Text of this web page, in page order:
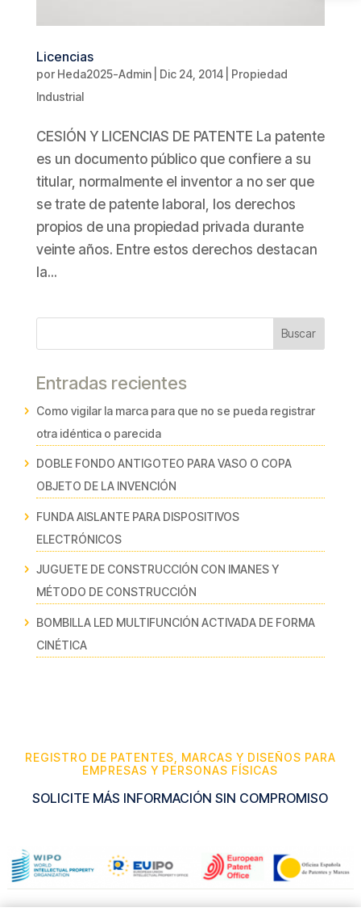
Licencias
por Heda2025-Admin| Dic 24, 2014| Propiedad
Industrial
CESIÓN Y LICENCIAS DE PATENTE La patente
es un documento público que confiere a su
titular, normalmente el inventor a no ser que
se trate de patente laboral, los derechos
propios de una propiedad privada durante
veinte años. Entre estos derechos destacan
la...
Buscar
Entradas recientes
Como vigilar la marca para que no se pueda registrar
otra idéntica o parecida
DOBLE FONDO ANTIGOTEO PARA VASO O COPA
OBJETO DE LA INVENCIÓN
FUNDA AISLANTE PARA DISPOSITIVOS
ELECTRÓNICOS
JUGUETE DE CONSTRUCCIÓN CON IMANES Y
MÉTODO DE CONSTRUCCIÓN
BOMBILLA LED MULTIFUNCIÓN ACTIVADA DE FORMA
CINÉTICA
REGISTRO DE PATENTES, MARCAS Y DISEÑOS PARA
EMPRESAS Y PERSONAS FÍSICAS
SOLICITE MÁS INFORMACIÓN SIN COMPROMISO